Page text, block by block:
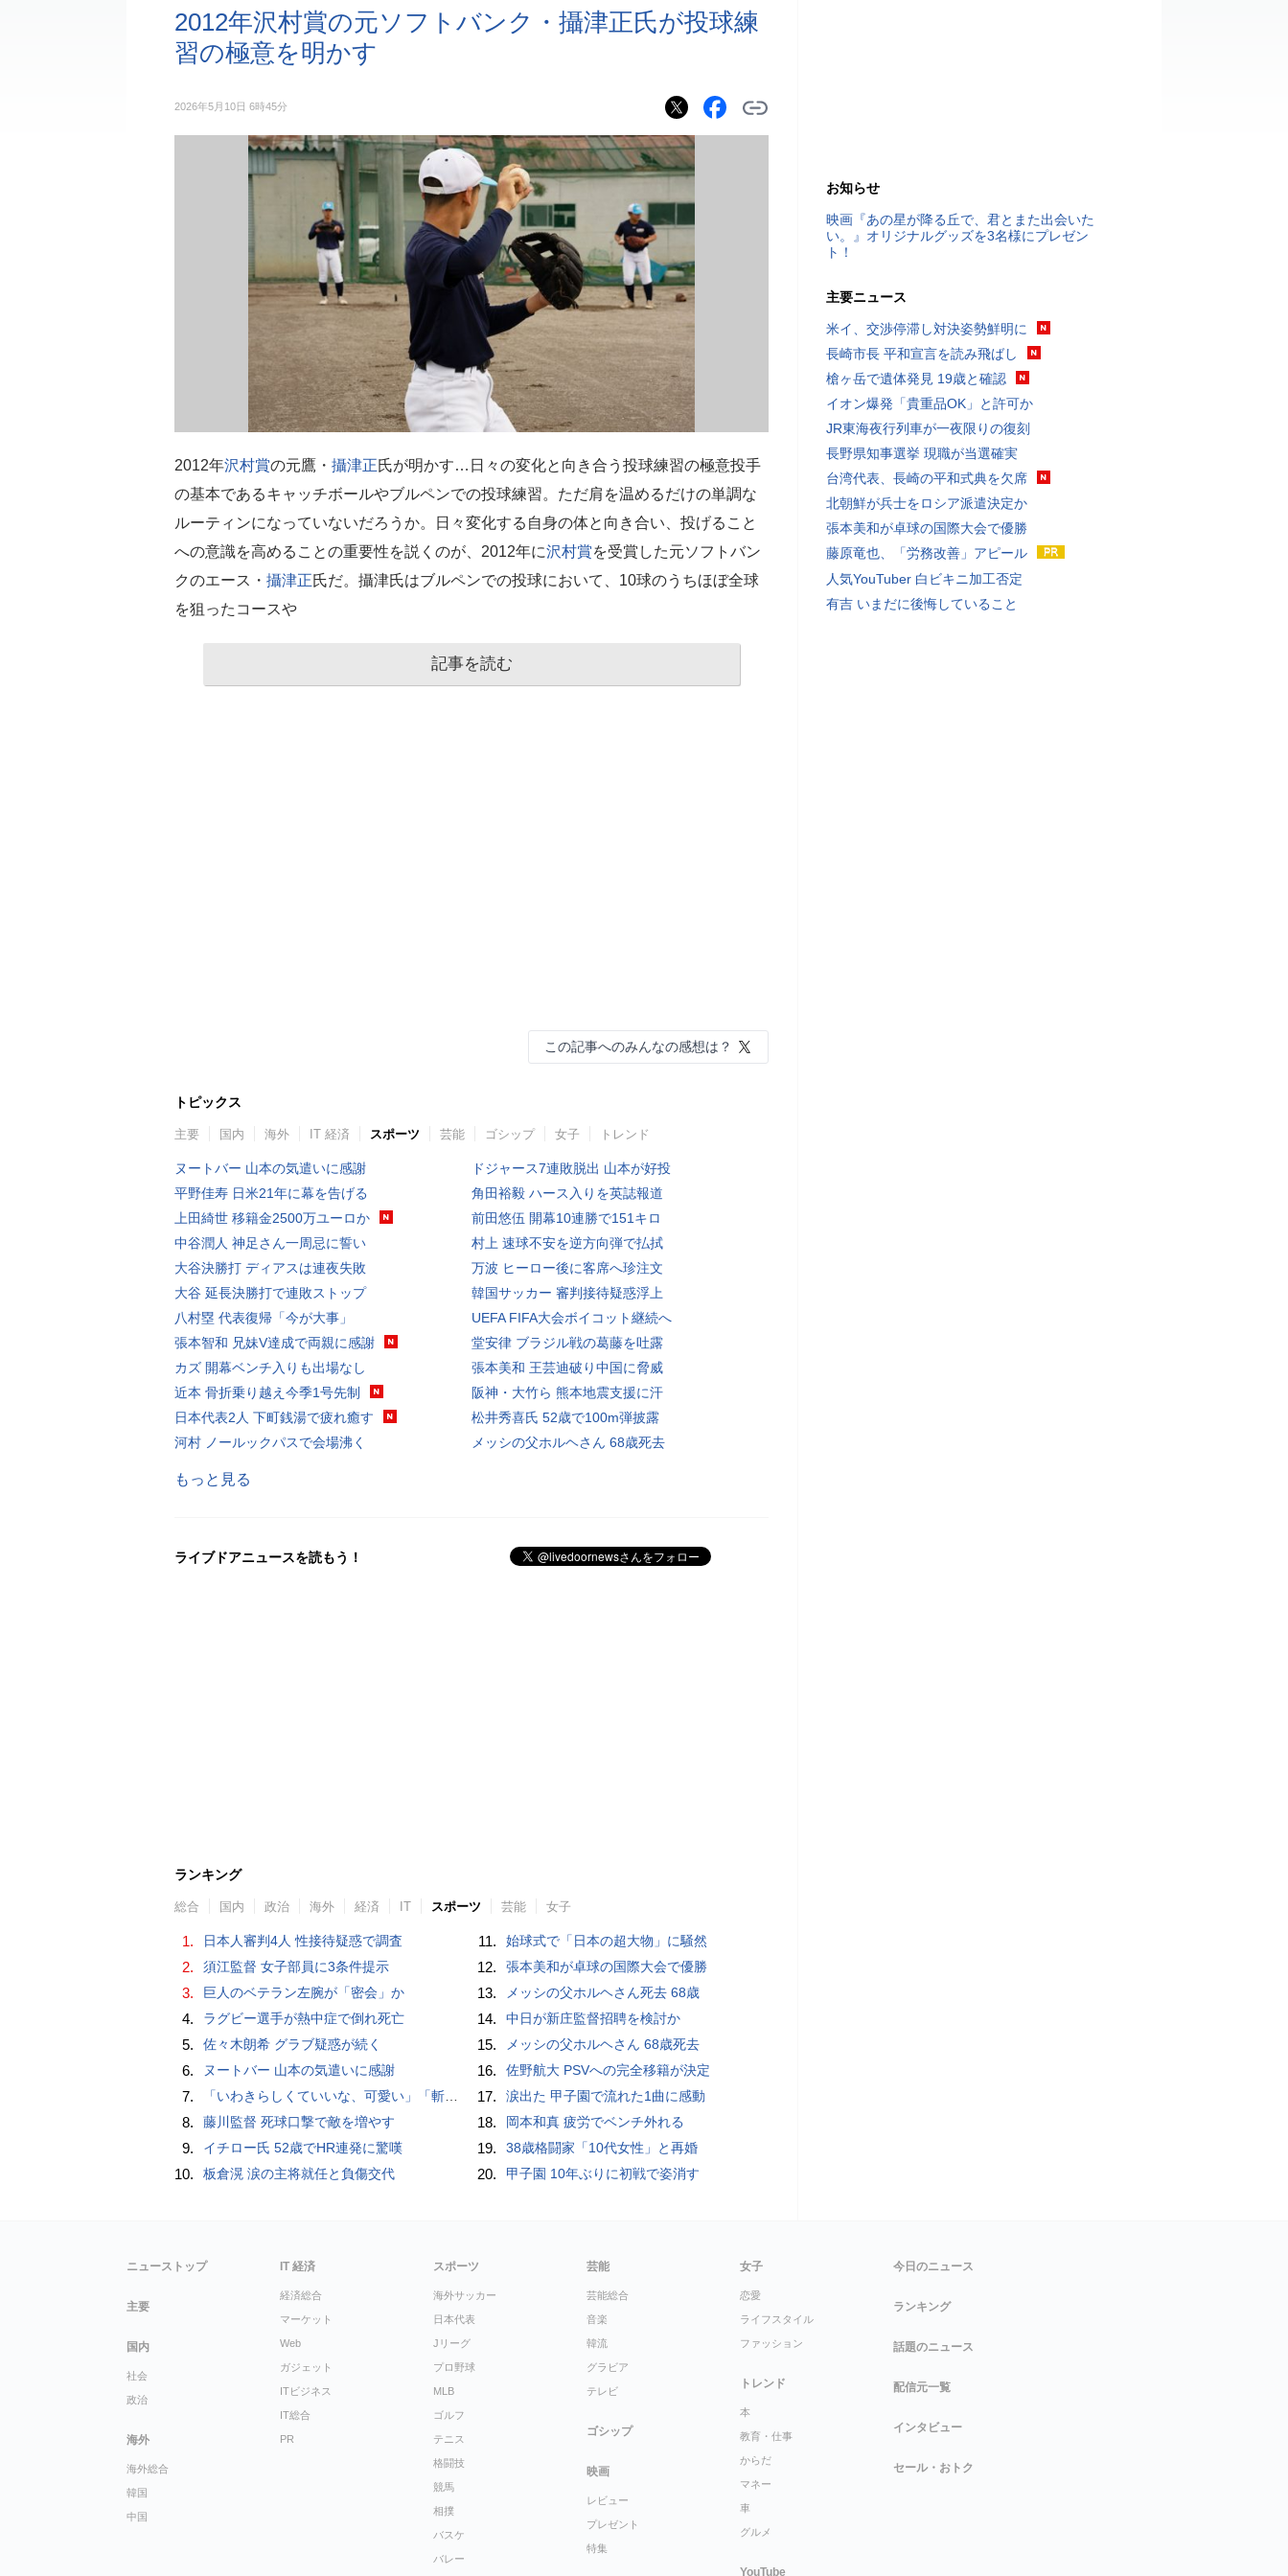
2012年沢村賞の元ソフトバンク・攝津正氏が投球練
習の極意を明かす
2026年5月10日 6時45分
2012年沢村賞の元鷹・ 攝津正氏が明かす…日々の変化と向き合う投球練習の極意投手
の基本であるキャッチボールやブルペンでの投球練習。ただ肩を温めるだけの単調な
ルーティンになっていないだろうか。日々変化する自身の体と向き合い、投げること
への意識を高めることの重要性を説くのが、2012年に沢村賞を受賞した元ソフトバン
クのエース・ 攝津正氏だ。攝津氏はブルペンでの投球において、10球のうちほぼ全球
を狙ったコースや
記事を読む
この記事へのみんなの感想は？
トピックス
主要 国内 海外 IT 経済 スポーツ 芸能 ゴシップ 女子 トレンド
ヌートバー 山本の気遣いに感謝
平野佳寿 日米21年に幕を告げる
上田綺世 移籍金2500万ユーロか
中谷潤人 神足さん一周忌に誓い
大谷決勝打 ディアスは連夜失敗
大谷 延長決勝打で連敗ストップ
八村塁 代表復帰「今が大事」
張本智和 兄妹V達成で両親に感謝
カズ 開幕ベンチ入りも出場なし
近本 骨折乗り越え今季1号先制
日本代表2人 下町銭湯で疲れ癒す
河村 ノールックパスで会場沸く
ドジャース7連敗脱出 山本が好投
角田裕毅 ハース入りを英誌報道
前田悠伍 開幕10連勝で151キロ
村上 速球不安を逆方向弾で払拭
万波 ヒーロー後に客席へ珍注文
韓国サッカー 審判接待疑惑浮上
UEFA FIFA大会ボイコット継続へ
堂安律 ブラジル戦の葛藤を吐露
張本美和 王芸迪破り中国に脅威
阪神・大竹ら 熊本地震支援に汗
松井秀喜氏 52歳で100m弾披露
メッシの父ホルヘさん 68歳死去
もっと見る
ライブドアニュースを読もう！
ランキング
総合 国内 政治 海外 経済 IT スポーツ 芸能 女子
1. 日本人審判4人 性接待疑惑で調査
2. 須江監督 女子部員に3条件提示
3. 巨人のベテラン左腕が「密会」か
4. ラグビー選手が熱中症で倒れ死亡
5. 佐々木朗希 グラブ疑惑が続く
6. ヌートバー 山本の気遣いに感謝
7. 「いわきらしくていいな、可愛い」「斬新」初出場初勝利の東日本国際大昌平、アルプス彩ったフラダンス部の応援に反響 部員は感無量「夢を見ているよう」
8. 藤川監督 死球口撃で敵を増やす
9. イチロー氏 52歳でHR連発に驚嘆
10. 板倉滉 涙の主将就任と負傷交代
11. 始球式で「日本の超大物」に騒然
12. 張本美和が卓球の国際大会で優勝
13. メッシの父ホルヘさん死去 68歳
14. 中日が新庄監督招聘を検討か
15. メッシの父ホルヘさん 68歳死去
16. 佐野航大 PSVへの完全移籍が決定
17. 涙出た 甲子園で流れた1曲に感動
18. 岡本和真 疲労でベンチ外れる
19. 38歳格闘家「10代女性」と再婚
20. 甲子園 10年ぶりに初戦で姿消す
お知らせ
映画『あの星が降る丘で、君とまた出会いた
い。』オリジナルグッズを3名様にプレゼン
ト！
主要ニュース
米イ、交渉停滞し対決姿勢鮮明に
長崎市長 平和宣言を読み飛ばし
槍ヶ岳で遺体発見 19歳と確認
イオン爆発「貴重品OK」と許可か
JR東海夜行列車が一夜限りの復刻
長野県知事選挙 現職が当選確実
台湾代表、長崎の平和式典を欠席
北朝鮮が兵士をロシア派遣決定か
張本美和が卓球の国際大会で優勝
藤原竜也、「労務改善」アピール
人気YouTuber 白ビキニ加工否定
有吉 いまだに後悔していること
ニューストップ
主要
国内
社会
政治
海外
海外総合
韓国
中国
IT 経済
経済総合
マーケット
Web
ガジェット
ITビジネス
IT総合
PR
スポーツ
海外サッカー
日本代表
Jリーグ
プロ野球
MLB
ゴルフ
テニス
格闘技
競馬
相撲
バスケ
バレー
芸能
芸能総合
音楽
韓流
グラビア
テレビ
ゴシップ
映画
レビュー
プレゼント
特集
女子
恋愛
ライフスタイル
ファッション
トレンド
本
教育・仕事
からだ
マネー
車
グルメ
YouTube
今日のニュース
ランキング
話題のニュース
配信元一覧
インタビュー
セール・おトク